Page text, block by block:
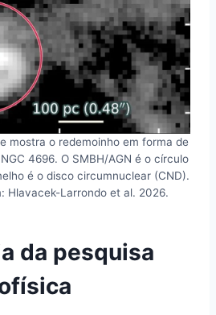
mostra o redemoinho em forma de
4696. O SMBH/AGN é o círculo
é o disco circumnuclear (CND).
Hlavacek-Larrondo et al. 2026.
da pesquisa